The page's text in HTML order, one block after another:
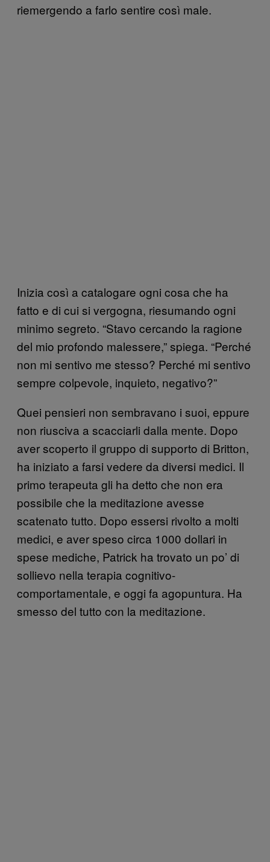
riemergendo a farlo sentire così male.
Inizia così a catalogare ogni cosa che ha
fatto e di cui si vergogna, riesumando ogni
minimo segreto. “Stavo cercando la ragione
del mio profondo malessere,” spiega. “Perché
non mi sentivo me stesso? Perché mi sentivo
sempre colpevole, inquieto, negativo?”
Quei pensieri non sembravano i suoi, eppure
non riusciva a scacciarli dalla mente. Dopo
aver scoperto il gruppo di supporto di Britton,
ha iniziato a farsi vedere da diversi medici. Il
primo terapeuta gli ha detto che non era
possibile che la meditazione avesse
scatenato tutto. Dopo essersi rivolto a molti
medici, e aver speso circa 1000 dollari in
spese mediche, Patrick ha trovato un po’ di
sollievo nella terapia cognitivo-
comportamentale, e oggi fa agopuntura. Ha
smesso del tutto con la meditazione.